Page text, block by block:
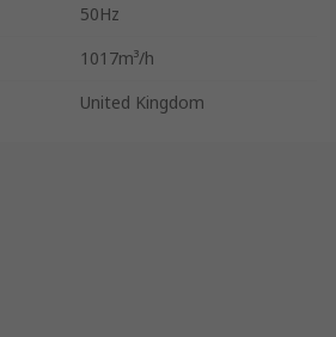
50Hz
1017m³/h
United Kingdom